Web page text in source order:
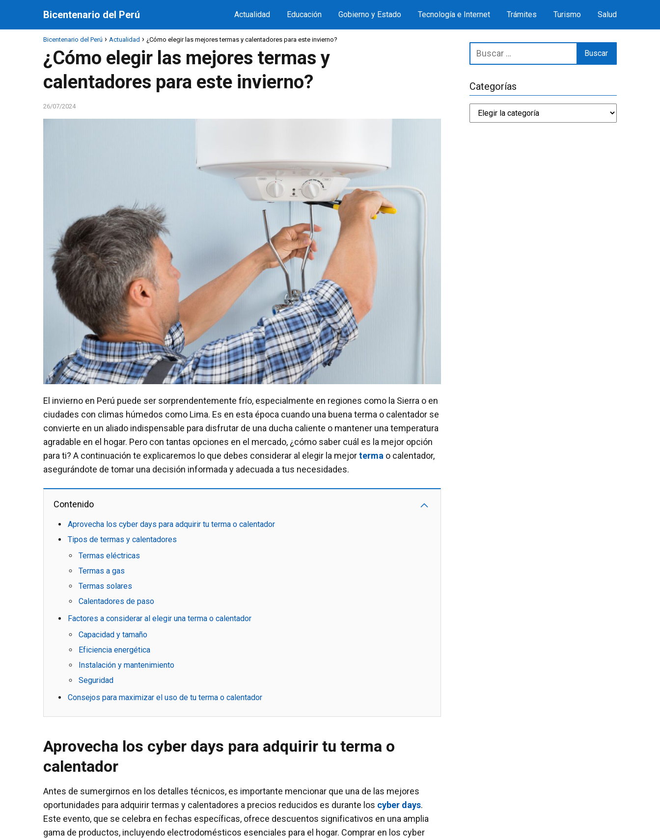
Bicentenario del Perú Actualidad Educación Gobierno y Estado Tecnología e Internet Trámites Turismo Salud
Bicentenario del Perú Actualidad ¿Cómo elegir las mejores termas y calentadores para este invierno?
¿Cómo elegir las mejores termas y
calentadores para este invierno?
26/07/2024
El invierno en Perú puede ser sorprendentemente frío, especialmente en regiones como la Sierra o en
ciudades con climas húmedos como Lima. Es en esta época cuando una buena terma o calentador se
convierte en un aliado indispensable para disfrutar de una ducha caliente o mantener una temperatura
agradable en el hogar. Pero con tantas opciones en el mercado, ¿cómo saber cuál es la mejor opción
para ti? A continuación te explicaremos lo que debes considerar al elegir la mejorterma o calentador,
asegurándote de tomar una decisión informada y adecuada a tus necesidades.
Contenido
Aprovecha los cyber days para adquirir tu terma o calentador
Tipos de termas y calentadores
Termas eléctricas
Termas a gas
Termas solares
Calentadores de paso
Factores a considerar al elegir una terma o calentador
Capacidad y tamaño
Eficiencia energética
Instalación y mantenimiento
Seguridad
Consejos para maximizar el uso de tu terma o calentador
Aprovecha los cyber days para adquirir tu terma o
calentador
Antes de sumergirnos en los detalles técnicos, es importante mencionar que una de las mejores
oportunidades para adquirir termas y calentadores a precios reducidos es durante los cyber days.
Este evento, que se celebra en fechas específicas, ofrece descuentos significativos en una amplia
gama de productos, incluyendo electrodomésticos esenciales para el hogar. Comprar en los cyber
Categorías